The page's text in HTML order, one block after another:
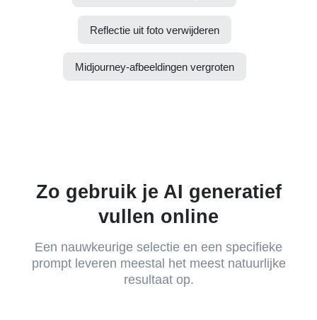
Reflectie uit foto verwijderen
Midjourney-afbeeldingen vergroten
Zo gebruik je AI generatief
vullen online
Een nauwkeurige selectie en een specifieke
prompt leveren meestal het meest natuurlijke
resultaat op.